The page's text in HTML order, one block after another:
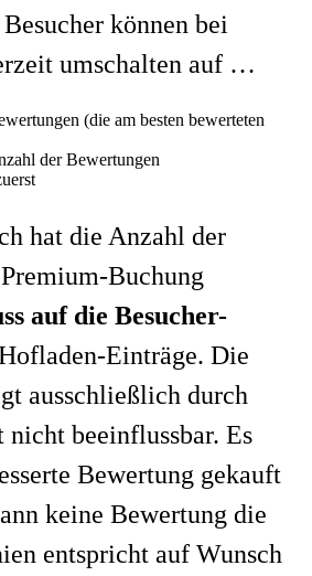
können bei
umschalten auf …
(die am besten bewerteten
der Bewertungen
hat die Anzahl der
Buchung
auf die Besucher-
Einträge. Die
ausschließlich durch
nicht beeinflussbar. Es
Bewertung gekauft
keine Bewertung die
entspricht auf Wunsch